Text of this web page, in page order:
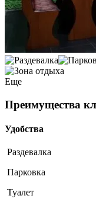
Еще
Преимущества
Удобства
Раздевалка
Парковка
Туалет